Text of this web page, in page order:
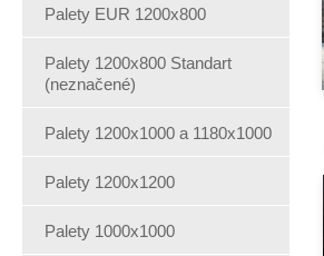
Palety EUR 1200x800
Palety 1200x800 Standart
(neznačené)
Palety 1200x1000 a 1180x1000
Palety 1200x1200
Palety 1000x1000